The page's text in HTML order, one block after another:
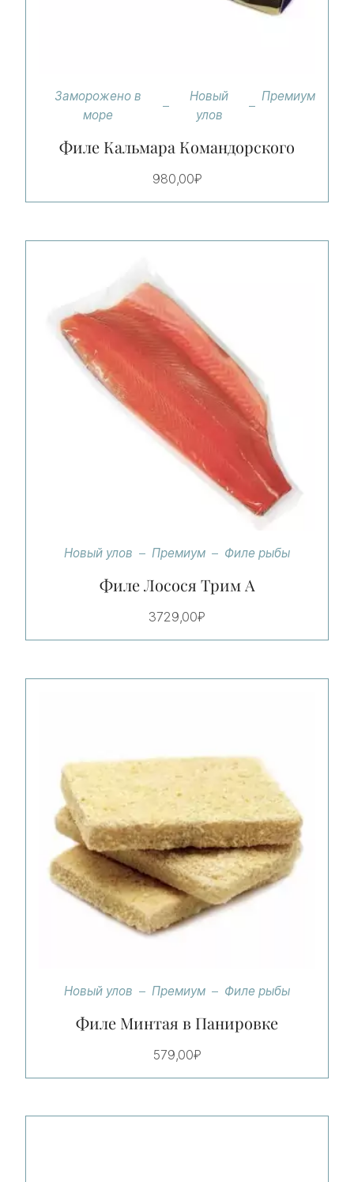
Заморожено в
море
Новый
улов
Премиум
Филе Кальмара Командорского
980,00₽
Новый улов Премиум Филе рыбы
Филе Лосося Трим А
3729,00₽
Новый улов Премиум Филе рыбы
Филе Минтая в Панировке
579,00₽